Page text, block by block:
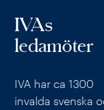
IVAs
ledamöter
IVA har ca 1300
invalda svenska